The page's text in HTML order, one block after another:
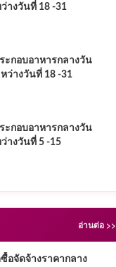
างวันที่ 18 -31
ะกอบอาหารกลางวัน
ว่างวันที่ 18 -31
ะกอบอาหารกลางวัน
างวันที่ 5 -15
อ่านต่อ >>
อจัดจ้างราคากลาง